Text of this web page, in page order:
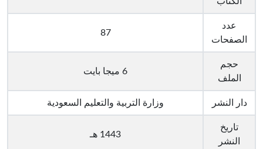
عدد
الصفحات
87
حجم
الملف
6 ميجا بايت
دار النشر وزارة التربية والتعليم السعودية
تاريخ
النشر
1443 هـ